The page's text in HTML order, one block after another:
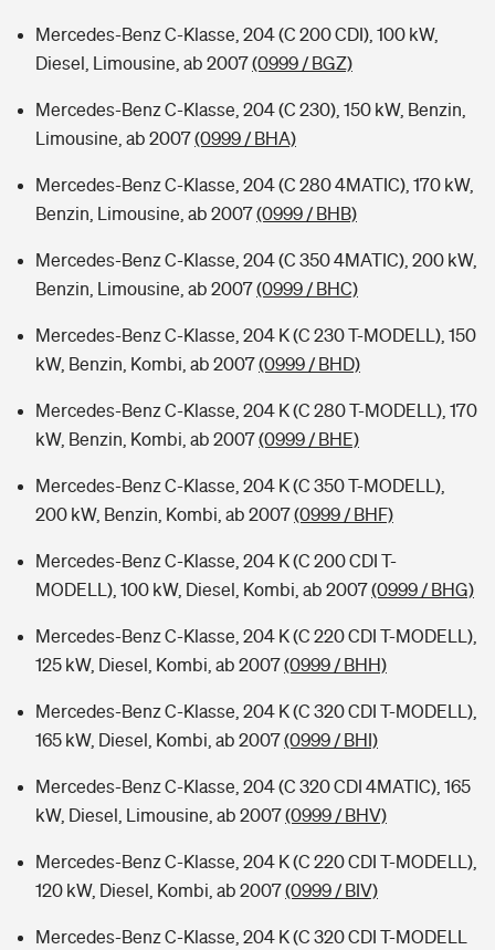
Mercedes-Benz C-Klasse, 204 (C 200 CDI), 100 kW,
Diesel, Limousine, ab 2007(0999 / BGZ)
Mercedes-Benz C-Klasse, 204 (C 230), 150 kW, Benzin,
Limousine, ab 2007(0999 / BHA)
Mercedes-Benz C-Klasse, 204 (C 280 4MATIC), 170 kW,
Benzin, Limousine, ab 2007(0999 / BHB)
Mercedes-Benz C-Klasse, 204 (C 350 4MATIC), 200 kW,
Benzin, Limousine, ab 2007(0999 / BHC)
Mercedes-Benz C-Klasse, 204 K (C 230 T-MODELL), 150
kW, Benzin, Kombi, ab 2007(0999 / BHD)
Mercedes-Benz C-Klasse, 204 K (C 280 T-MODELL), 170
kW, Benzin, Kombi, ab 2007(0999 / BHE)
Mercedes-Benz C-Klasse, 204 K (C 350 T-MODELL),
200 kW, Benzin, Kombi, ab 2007(0999 / BHF)
Mercedes-Benz C-Klasse, 204 K (C 200 CDI T-
MODELL), 100 kW, Diesel, Kombi, ab 2007(0999 / BHG)
Mercedes-Benz C-Klasse, 204 K (C 220 CDI T-MODELL),
125 kW, Diesel, Kombi, ab 2007(0999 / BHH)
Mercedes-Benz C-Klasse, 204 K (C 320 CDI T-MODELL),
165 kW, Diesel, Kombi, ab 2007(0999 / BHI)
Mercedes-Benz C-Klasse, 204 (C 320 CDI 4MATIC), 165
kW, Diesel, Limousine, ab 2007(0999 / BHV)
Mercedes-Benz C-Klasse, 204 K (C 220 CDI T-MODELL),
120 kW, Diesel, Kombi, ab 2007(0999 / BIV)
Mercedes-Benz C-Klasse, 204 K (C 320 CDI T-MODELL